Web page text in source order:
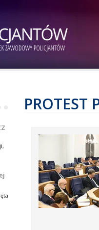
PROTEST